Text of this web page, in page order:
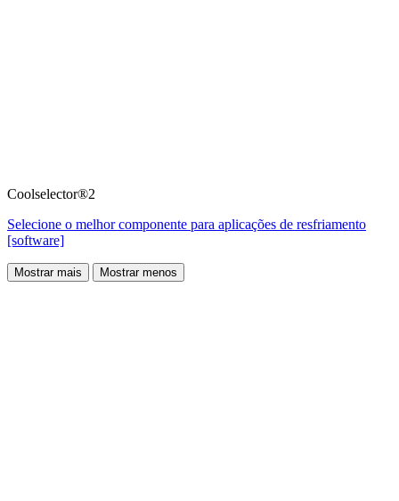
Coolselector®2
Selecione o melhor componente para aplicações de resfriamento
[software]
Mostrar mais Mostrar menos